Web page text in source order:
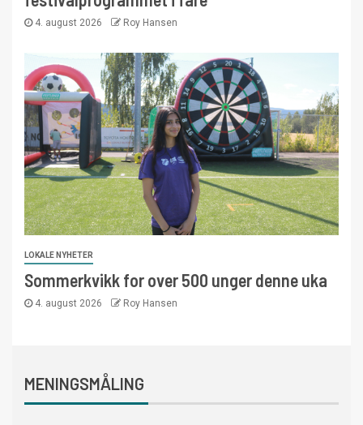
4. august 2026 Roy Hansen
LOKALE NYHETER
Sommerkvikk for over 500 unger denne uka
4. august 2026 Roy Hansen
MENINGSMÅLING